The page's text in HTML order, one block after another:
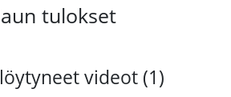
tulokset
videot (1)